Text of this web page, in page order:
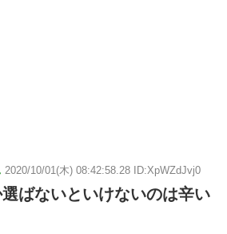
2020/10/01(木) 08:42:58.28 ID:XpWZdJvj0
ばないといけないのは辛い